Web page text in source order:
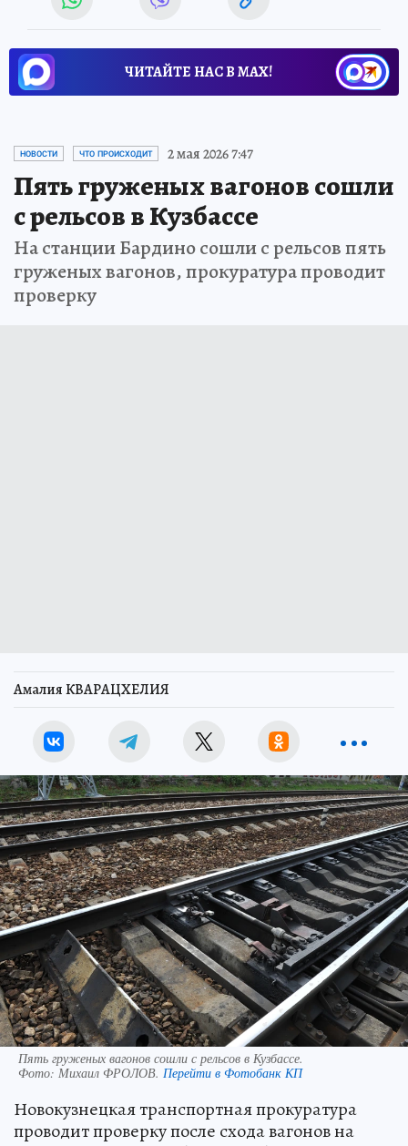
ЧИТАЙТЕ НАС В МАХ!
НОВОСТИ ЧТО ПРОИСХОДИТ 2 мая 2026 7:47
Пять груженых вагонов сошли
с рельсов в Кузбассе
На станции Бардино сошли с рельсов пять
груженых вагонов, прокуратура проводит
проверку
Амалия КВАРАЦХЕЛИЯ
Пять груженых вагонов сошли с рельсов в Кузбассе.
Фото: Михаил ФРОЛОВ. Перейти в Фотобанк КП
Новокузнецкая транспортная прокуратура
проводит проверку после схода вагонов на